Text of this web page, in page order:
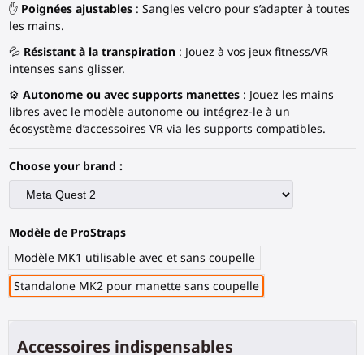
✋ Poignées ajustables: Sangles velcro pour s’adapter à toutes
les mains.
💦 Résistant à la transpiration: Jouez à vos jeux fitness/VR
intenses sans glisser.
⚙️ Autonome ou avec supports manettes: Jouez les mains
libres avec le modèle autonome ou intégrez-le à un
écosystème d’accessoires VR via les supports compatibles.
Choose your brand :
Modèle de ProStraps
Modèle MK1 utilisable avec et sans coupelle
Standalone MK2 pour manette sans coupelle
Accessoires indispensables